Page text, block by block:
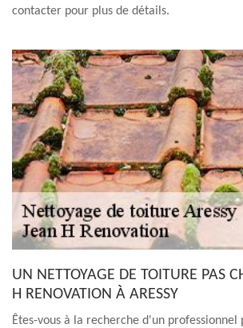
contacter pour plus de détails.
UN NETTOYAGE DE TOITURE PAS
H RENOVATION À ARESSY
Êtes-vous à la recherche d'un professionnel